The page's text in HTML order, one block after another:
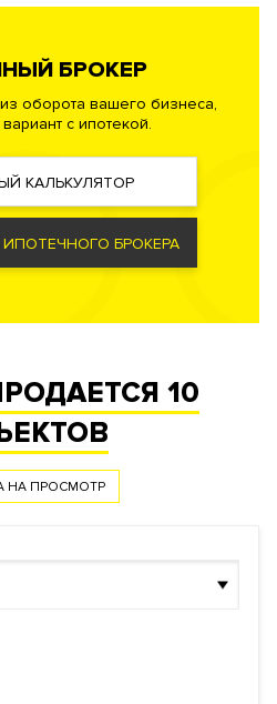
Закрытая и охраняемая
и управления доступом.
и на территорию двора с
Видеонаблюдение
связи.
ЮРИДИЧЕСКУЮ КОНСУЛЬТАЦИЮ
БРОКЕР
оборота вашего бизнеса,
с ипотекой.
КАЛЬКУЛЯТОР
БРОКЕРА
10
НА ПРОСМОТР